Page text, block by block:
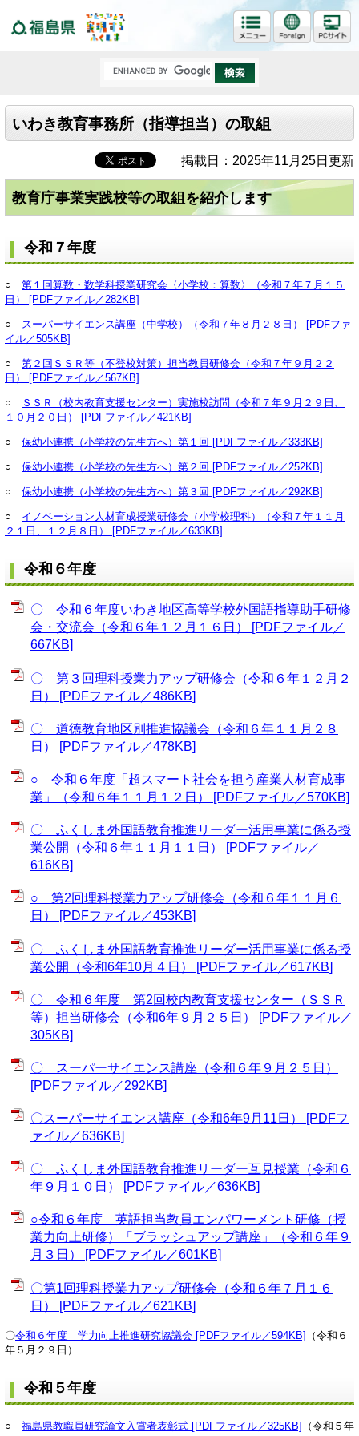
いわき教育事務所（指導担当）の取組
掲載日：2025年11月25日更新
教育庁事業実践校等の取組を紹介します
令和７年度
○ 第１回算数・数学科授業研究会〈小学校：算数〉（令和７年７月１５
日） [PDFファイル／282KB]
○ スーパーサイエンス講座（中学校）（令和７年８月２８日） [PDFファ
イル／505KB]
○ 第２回ＳＳＲ等（不登校対策）担当教員研修会（令和７年９月２２
日） [PDFファイル／567KB]
○
ＳＳＲ（校内教育支援センター）実施校訪問（令和７年９月２９日、
１０月２０日） [PDFファイル／421KB]
○ 保幼小連携（小学校の先生方へ）第１回 [PDFファイル／333KB]
○ 保幼小連携（小学校の先生方へ）第２回 [PDFファイル／252KB]
○ 保幼小連携（小学校の先生方へ）第３回 [PDFファイル／292KB]
○ イノベーション人材育成授業研修会（小学校理科）（令和７年１１月
２１日、１２月８日） [PDFファイル／633KB]
令和６年度
〇 令和６年度いわき地区高等学校外国語指導助手研修
会・交流会（令和６年１２月１６日） [PDFファイル／
667KB]
〇 第３回理科授業力アップ研修会（令和６年１２月２
日） [PDFファイル／486KB]
〇 道徳教育地区別推進協議会（令和６年１１月２８
日） [PDFファイル／478KB]
○ 令和６年度「超スマート社会を担う産業人材育成事
業」（令和６年１１月１２日） [PDFファイル／570KB]
〇 ふくしま外国語教育推進リーダー活用事業に係る授
業公開（令和６年１１月１１日） [PDFファイル／
616KB]
○ 第2回理科授業力アップ研修会（令和６年１１月６
日） [PDFファイル／453KB]
〇 ふくしま外国語教育推進リーダー活用事業に係る授
業公開（令和6年10月４日） [PDFファイル／617KB]
〇 令和６年度 第2回校内教育支援センター（ＳＳＲ
等）担当研修会（令和6年９月２５日） [PDFファイル／
305KB]
〇 スーパーサイエンス講座（令和６年９月２５日）
[PDFファイル／292KB]
〇スーパーサイエンス講座（令和6年9月11日） [PDFフ
ァイル／636KB]
〇 ふくしま外国語教育推進リーダー互見授業（令和６
年９月１０日） [PDFファイル／636KB]
○令和６年度 英語担当教員エンパワーメント研修（授
業力向上研修）「ブラッシュアップ講座」（令和６年９
月３日） [PDFファイル／601KB]
〇第1回理科授業力アップ研修会（令和６年７月１６
日） [PDFファイル／621KB]
〇令和６年度 学力向上推進研究協議会 [PDFファイル／594KB]
（令和６
年５月２９日）
令和５年度
○ 福島県教職員研究論文入賞者表彰式 [PDFファイル／325KB]
（令和５年